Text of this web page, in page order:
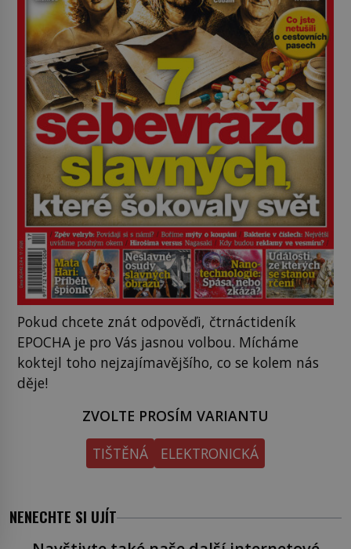
Pokud chcete znát odpověďi, čtrnáctideník
EPOCHA je pro Vás jasnou volbou. Mícháme
koktejl toho nejzajímavějšího, co se kolem nás
děje!
ZVOLTE PROSÍM VARIANTU
TIŠTĚNÁ
ELEKTRONICKÁ
NENECHTE SI UJÍT